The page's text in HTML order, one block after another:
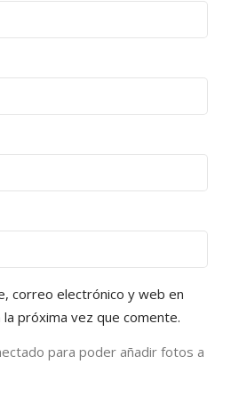
correo electrónico y web en
próxima vez que comente.
para poder añadir fotos a